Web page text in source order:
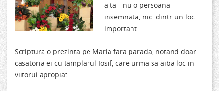
IR
alta - nu o persoana
insemnata, nici dintr-un loc
important.
Scriptura o prezinta pe Maria fara parada, notand doar
casatoria ei cu tamplarul Iosif, care urma sa aiba loc in
viitorul apropiat.